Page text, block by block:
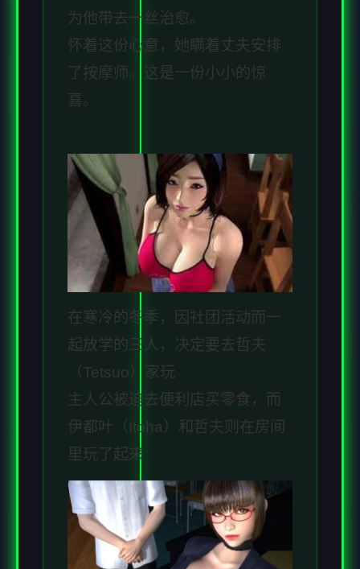
为他带去一丝治愈。
怀着这份心意，她瞒着丈夫安排
了按摩师。这是一份小小的惊
喜。
在寒冷的冬季，因社团活动而一
起放学的三人，决定要去哲夫
（Tetsuo）家玩
主人公被迫去便利店买零食，而
伊都叶（Itoha）和哲夫则在房间
里玩了起来